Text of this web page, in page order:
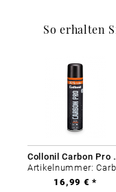
So erhalten
16,99 € *